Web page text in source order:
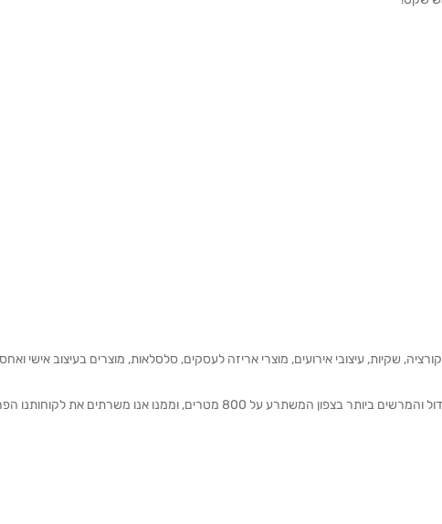
שקיות, עיצובי אירועים, מוצרי אריזה לעסקים, סלסלאות, מוצרים בעיצוב אישי
אנחנו מזמינים אותכם להתרשם מאולם התצוגה הגדול והמרשים ביותר בצפון המשתרע על 800 מטרים, וממנו אנו